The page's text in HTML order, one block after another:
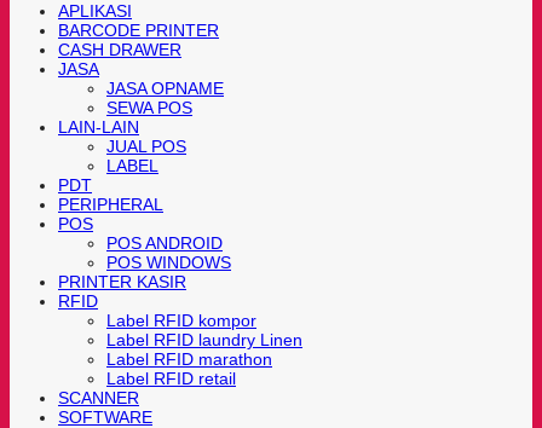
APLIKASI
BARCODE PRINTER
CASH DRAWER
JASA
JASA OPNAME
SEWA POS
LAIN-LAIN
JUAL POS
LABEL
PDT
PERIPHERAL
POS
POS ANDROID
POS WINDOWS
PRINTER KASIR
RFID
Label RFID kompor
Label RFID laundry Linen
Label RFID marathon
Label RFID retail
SCANNER
SOFTWARE